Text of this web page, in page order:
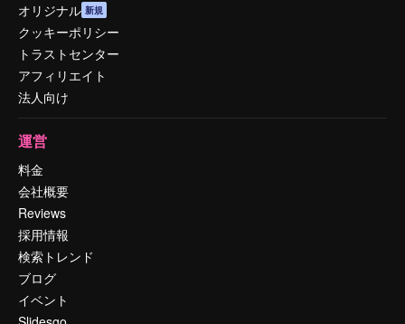
オリジナル 新規
クッキーポリシー
トラストセンター
アフィリエイト
法人向け
運営
料金
会社概要
Reviews
採用情報
検索トレンド
ブログ
イベント